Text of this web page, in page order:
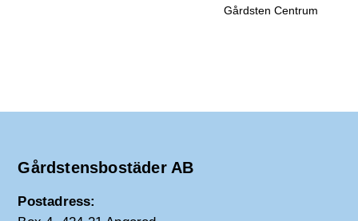
Gårdsten Centrum
Gårdstensbostäder AB
Postadress: